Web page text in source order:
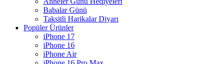
Babalar Günü
Taksitli Harikalar Diyarı
Popüler Ürünler
iPhone 17
iPhone 16
iPhone Air